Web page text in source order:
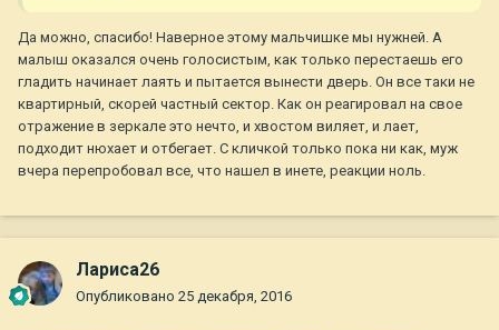
Да можно, спасибо! Наверное этому мальчишке мы нужней. А
малыш оказался очень голосистым, как только перестаешь его
гладить начинает лаять и пытается вынести дверь. Он все таки не
квартирный, скорей частный сектор. Как он реагировал на свое
отражение в зеркале это нечто, и хвостом виляет, и лает,
подходит нюхает и отбегает. С кличкой только пока ни как, муж
вчера перепробовал все, что нашел в инете, реакции ноль.
Лариса26
Опубликовано 25 декабря, 2016